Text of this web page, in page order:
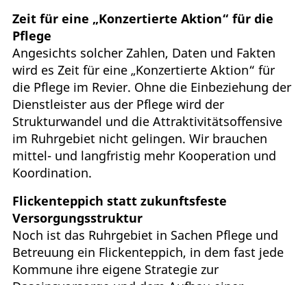
Zeit für eine „Konzertierte Aktion“ für die
Pflege
Angesichts solcher Zahlen, Daten und Fakten
wird es Zeit für eine „Konzertierte Aktion“ für
die Pflege im Revier. Ohne die Einbeziehung der
Dienstleister aus der Pflege wird der
Strukturwandel und die Attraktivitätsoffensive
im Ruhrgebiet nicht gelingen. Wir brauchen
mittel- und langfristig mehr Kooperation und
Koordination.
Flickenteppich statt zukunftsfeste
Versorgungsstruktur
Noch ist das Ruhrgebiet in Sachen Pflege und
Betreuung ein Flickenteppich, in dem fast jede
Kommune ihre eigene Strategie zur